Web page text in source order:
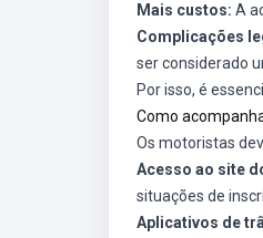
Mais custos: A
Complicações
ser considerado
Por isso, é
Como
Os motoristas
Acesso ao site
situações de
Aplicativos de